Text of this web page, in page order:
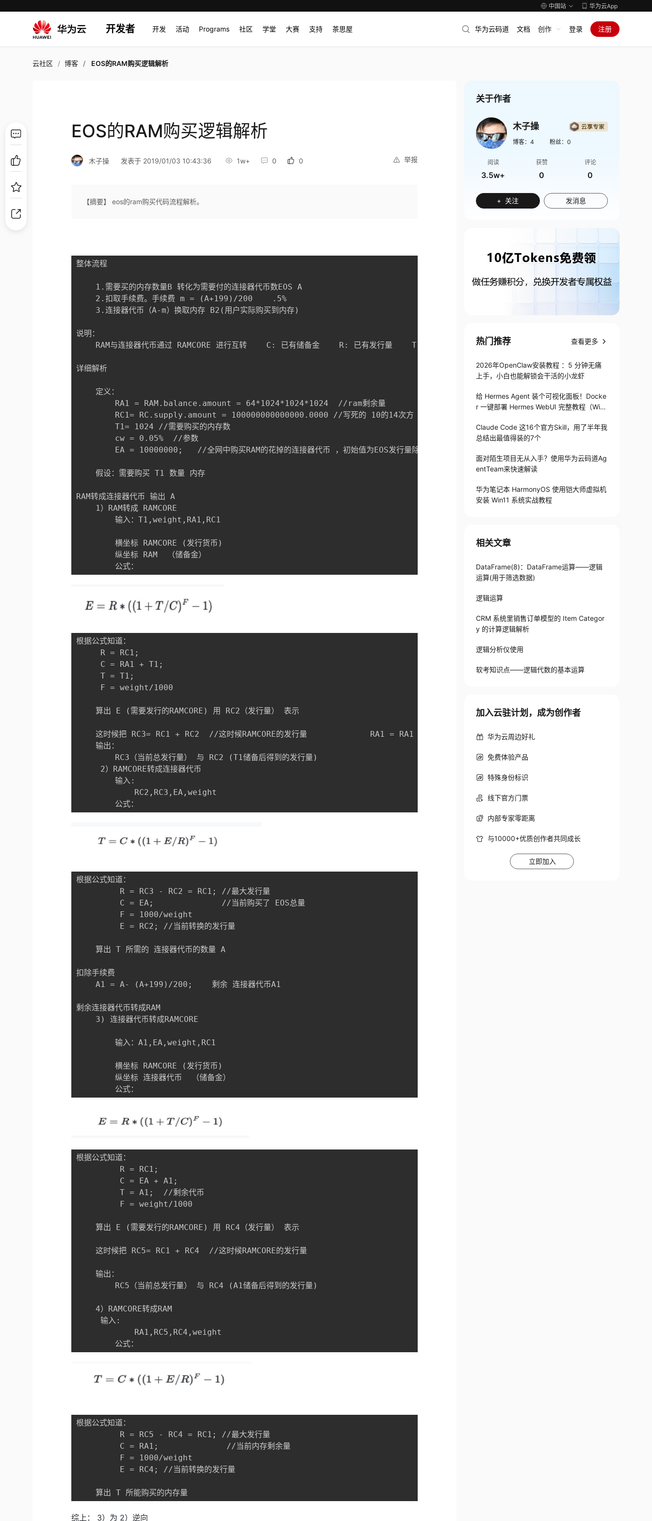
中国站 华为云App
开发者 开发 活动 Programs 社区 学堂 大赛 支持 茶思屋 华为云码道 文档 创作 登录 注册
云社区 博客 EOS的RAM购买逻辑解析
EOS的RAM购买逻辑解析
举报
木子操 发表于 2019/01/03 10:43:36 1w+ 0 0
【摘要】 eos的ram购买代码流程解析。
整体流程
1.需要买的内存数量B 转化为需要付的连接器代币数EOS A
2.扣取手续费。手续费 m = (A+199)/200    .5%
3.连接器代币（A-m）换取内存 B2(用户实际购买到内存)
说明：
RAM与连接器代币通过 RAMCORE 进行互转    C: 已有储备金    R: 已有发行量    T: 需要兑换储备金    E: 需要兑换储备金兑换的发行量
详细解析
定义：
RA1 = RAM.balance.amount = 64*1024*1024*1024  //ram剩余量
RC1= RC.supply.amount = 100000000000000.0000 //写死的 10的14次方
T1= 1024 //需要购买的内存数
cw = 0.05%  //参数
EA = 10000000;   //全网中购买RAM的花掉的连接器代币 ，初始值为EOS发行量除以1000
假设：需要购买 T1 数量 内存
RAM转成连接器代币 输出 A
1）RAM转成 RAMCORE
输入：T1,weight,RA1,RC1
横坐标 RAMCORE (发行货币)
纵坐标 RAM  （储备金）
公式：
根据公式知道：
R = RC1;
C = RA1 + T1;
T = T1;
F = weight/1000
算出 E (需要发行的RAMCORE) 用 RC2（发行量） 表示
这时候把 RC3= RC1 + RC2  //这时候RAMCORE的发行量             RA1 = RA1 + T1
输出：
RC3（当前总发行量） 与 RC2 (T1储备后得到的发行量)
2）RAMCORE转成连接器代币
输入:
RC2,RC3,EA,weight
公式：
根据公式知道：
R = RC3 - RC2 = RC1; //最大发行量
C = EA;              //当前购买了 EOS总量
F = 1000/weight
E = RC2; //当前转换的发行量
算出 T 所需的 连接器代币的数量 A
扣除手续费
A1 = A- (A+199)/200;    剩余 连接器代币A1
剩余连接器代币转成RAM
3) 连接器代币转成RAMCORE
输入：A1,EA,weight,RC1
横坐标 RAMCORE (发行货币)
纵坐标 连接器代币  （储备金）
公式：
根据公式知道：
R = RC1;
C = EA + A1;
T = A1;  //剩余代币
F = weight/1000
算出 E (需要发行的RAMCORE) 用 RC4（发行量） 表示
这时候把 RC5= RC1 + RC4  //这时候RAMCORE的发行量
输出：
RC5（当前总发行量） 与 RC4 (A1储备后得到的发行量)
4）RAMCORE转成RAM
输入:
RA1,RC5,RC4,weight
公式：
根据公式知道：
R = RC5 - RC4 = RC1; //最大发行量
C = RA1;              //当前内存剩余量
F = 1000/weight
E = RC4; //当前转换的发行量
算出 T 所能购买的内存量
综上： 3）为 2）逆向
关于作者
木子操
博客： 4 粉丝： 0
阅读
3.5w+
获赞
0
评论
0
+ 关注 发消息
热门推荐 查看更多
2026年OpenClaw安装教程 ：5 分钟无痛
上手，小白也能解锁会干活的小龙虾
给 Hermes Agent 装个可视化面板！Docke
r 一键部署 Hermes WebUI 完整教程（Win
Claude Code 这16个官方Skill，用了半年我
总结出最值得装的7个
面对陌生项目无从入手？使用华为云码道Ag
entTeam来快速解读
华为笔记本 HarmonyOS 使用铠大师虚拟机
安装 Win11 系统实战教程
相关文章
DataFrame(8)：DataFrame运算——逻辑
运算(用于筛选数据)
逻辑运算
CRM 系统里销售订单模型的 Item Categor
y 的计算逻辑解析
逻辑分析仪使用
软考知识点——逻辑代数的基本运算
加入云驻计划，成为创作者
华为云周边好礼
免费体验产品
特殊身份标识
线下官方门票
内部专家零距离
与10000+优质创作者共同成长
立即加入